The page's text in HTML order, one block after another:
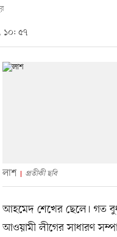
১০: ৫৭
লাশ প্রতীকী ছবি
আহমেদ শেখের ছেলে। গত
আওয়ামী লীগের সাধারণ